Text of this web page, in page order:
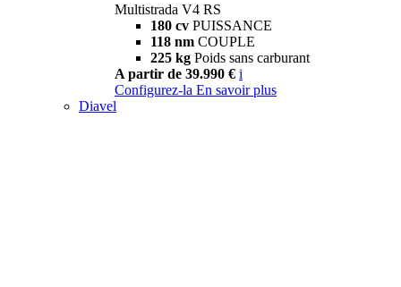
Multistrada V4 RS
180 cv PUISSANCE
118 nm COUPLE
225 kg Poids sans carburant
A partir de 39.990 € i
Configurez-la En savoir plus
Diavel